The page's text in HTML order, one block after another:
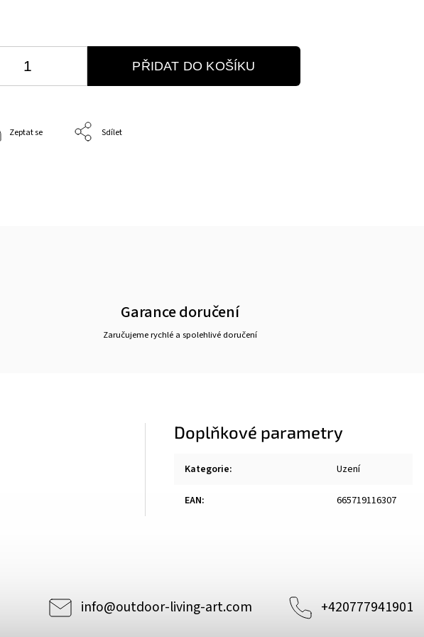
PŘIDAT DO KOŠÍKU
Zeptat se Sdílet
Garance doručení
Zaručujeme rychlé a spolehlivé doručení
Doplňkové parametry
Kategorie: Uzení
EAN: 665719116307
info@outdoor-living-art.com +420777941901